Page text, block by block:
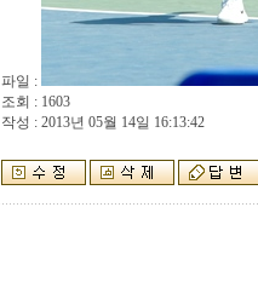
파일 :
조회 : 1603
작성 : 2013년 05월 14일 16:13:42